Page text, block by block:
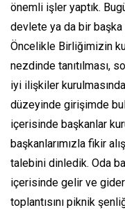
önemli işler yaptık.
devlete ya da bir
Öncelikle Birliğimizin
nezdinde tanıtılması,
iyi ilişkiler
düzeyinde girişimde
içerisinde başkanlar
başkanlarımızla fikir
talebini dinledik. Oda
içerisinde gelir ve
toplantısını piknik